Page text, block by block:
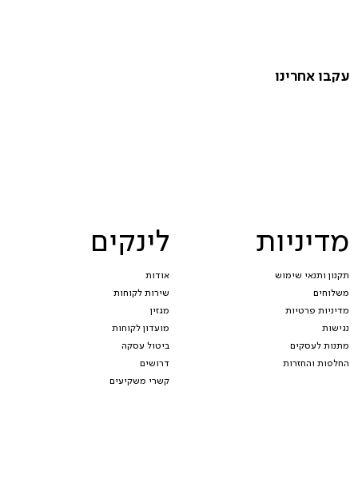
מדיניות
תקנון ותנאי שימוש
משלוחים
מדיניות פרטיות
נגישות
מתנות לעסקים
החלפות והחזרות
לינקים
אודות
שירות לקוחות
מגזין
מועדון לקוחות
ביטול עסקה
דרושים
קשרי משקיעים
עקבו אחרינו